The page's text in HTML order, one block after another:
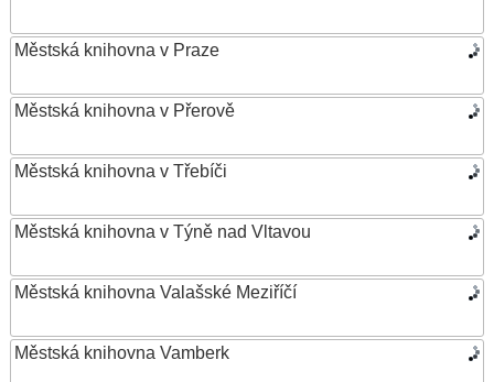
Městská knihovna v Praze
Městská knihovna v Přerově
Městská knihovna v Třebíči
Městská knihovna v Týně nad Vltavou
Městská knihovna Valašské Meziříčí
Městská knihovna Vamberk